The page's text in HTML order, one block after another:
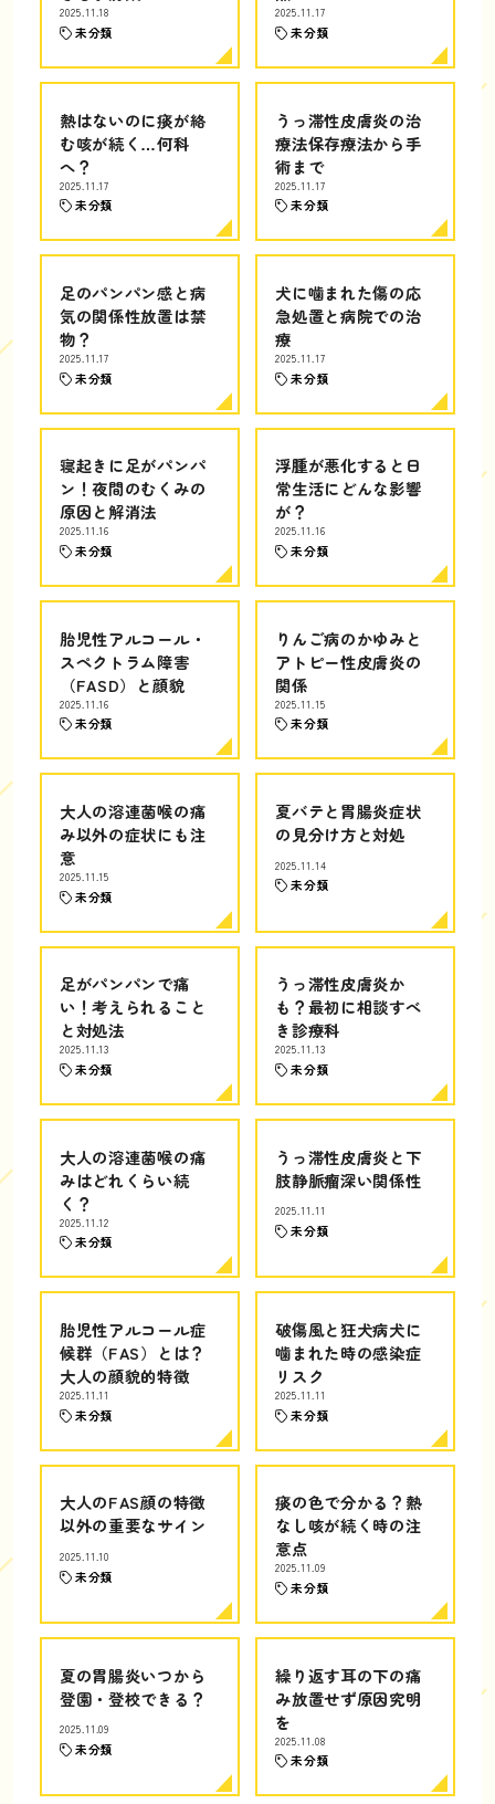
2025.11.18
未分類
2025.11.17
未分類
熱はないのに痰が絡
む咳が続く…何科
へ？
2025.11.17
未分類
うっ滞性皮膚炎の治
療法保存療法から手
術まで
2025.11.17
未分類
足のパンパン感と病
気の関係性放置は禁
物？
2025.11.17
未分類
犬に噛まれた傷の応
急処置と病院での治
療
2025.11.17
未分類
寝起きに足がパンパ
ン！夜間のむくみの
原因と解消法
2025.11.16
未分類
浮腫が悪化すると日
常生活にどんな影響
が？
2025.11.16
未分類
胎児性アルコール・
スペクトラム障害
（FASD）と顔貌
2025.11.16
未分類
りんご病のかゆみと
アトピー性皮膚炎の
関係
2025.11.15
未分類
大人の溶連菌喉の痛
み以外の症状にも注
意
2025.11.15
未分類
夏バテと胃腸炎症状
の見分け方と対処
2025.11.14
未分類
足がパンパンで痛
い！考えられること
と対処法
2025.11.13
未分類
うっ滞性皮膚炎か
も？最初に相談すべ
き診療科
2025.11.13
未分類
大人の溶連菌喉の痛
みはどれくらい続
く？
2025.11.12
未分類
うっ滞性皮膚炎と下
肢静脈瘤深い関係性
2025.11.11
未分類
胎児性アルコール症
候群（FAS）とは？
大人の顔貌的特徴
2025.11.11
未分類
破傷風と狂犬病犬に
噛まれた時の感染症
リスク
2025.11.11
未分類
大人のFAS顔の特徴
以外の重要なサイン
2025.11.10
未分類
痰の色で分かる？熱
なし咳が続く時の注
意点
2025.11.09
未分類
夏の胃腸炎いつから
登園・登校できる？
2025.11.09
未分類
繰り返す耳の下の痛
み放置せず原因究明
を
2025.11.08
未分類